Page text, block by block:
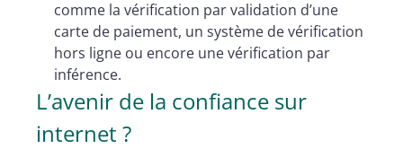
comme la vérification par validation d’une
carte de paiement, un système de vérification
hors ligne ou encore une vérification par
inférence.
L’avenir de la confiance sur
internet ?